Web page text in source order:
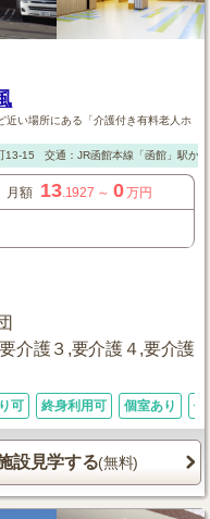
近い場所にある「介護付き有料老人ホ
13-15 交通：JR函館本線「函館」駅か
月額 13.1927 ～ 0万円
介護３,要介護４,要介護
可 終身利用可 個室あり 体
設見学する(無料)